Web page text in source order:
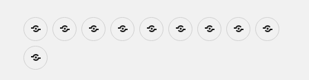
НовиниНавчально-
методичні
Ми
на
Звіти Про
центр
План
графік
Розумовські
зустрічі
Реєстрація
Які
безоплатні